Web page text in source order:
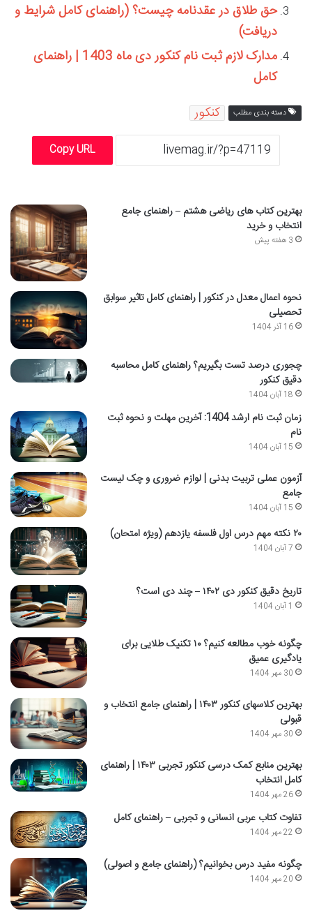
حق طلاق در عقدنامه چیست؟ (راهنمای کامل شرایط و
دریافت)
مدارک لازم ثبت نام کنکور دی ماه 1403 | راهنمای
کامل
دسته بندی مطلب کنکور
Copy URL
بهترین کتاب های ریاضی هشتم – راهنمای جامع
انتخاب و خرید
3 هفته پیش
نحوه اعمال معدل در کنکور | راهنمای کامل تاثیر سوابق
تحصیلی
16 آذر 1404
چجوری درصد تست بگیریم؟ راهنمای کامل محاسبه
دقیق کنکور
18 آبان 1404
زمان ثبت نام ارشد 1404: آخرین مهلت و نحوه ثبت
نام
15 آبان 1404
آزمون عملی تربیت بدنی | لوازم ضروری و چک لیست
جامع
15 آبان 1404
۲۰ نکته مهم درس اول فلسفه یازدهم (ویژه امتحان)
7 آبان 1404
تاریخ دقیق کنکور دی ۱۴۰۲ – چند دی است؟
1 آبان 1404
چگونه خوب مطالعه کنیم؟ ۱۰ تکنیک طلایی برای
یادگیری عمیق
30 مهر 1404
بهترین کلاسهای کنکور ۱۴۰۳ | راهنمای جامع انتخاب و
قبولی
30 مهر 1404
بهترین منابع کمک درسی کنکور تجربی ۱۴۰۳ | راهنمای
کامل انتخاب
26 مهر 1404
تفاوت کتاب عربی انسانی و تجربی – راهنمای کامل
22 مهر 1404
چگونه مفید درس بخوانیم؟ (راهنمای جامع و اصولی)
20 مهر 1404